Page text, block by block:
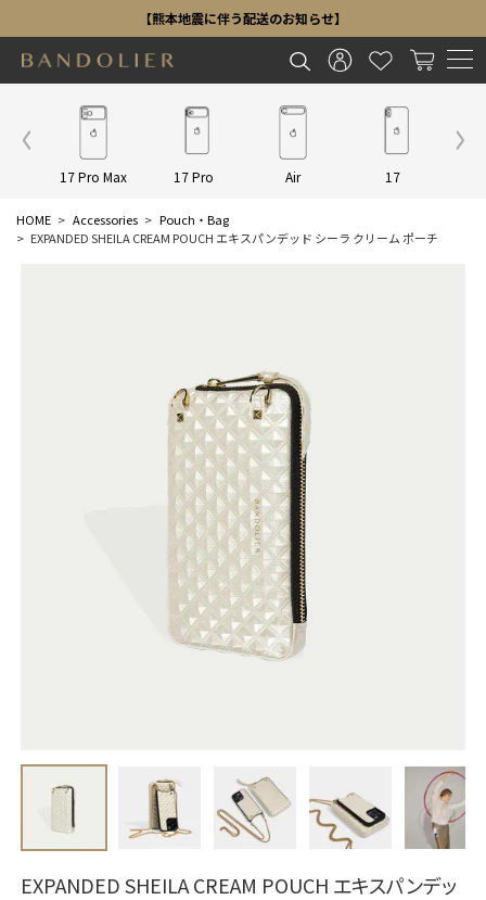
【熊本地震に伴う配送のお知らせ】
17 Pro Max 17 Pro Air 17
HOME Accessories
Pouch・Bag
EXPANDED SHEILA CREAM POUCH エキスパンデッド シーラ クリーム ポーチ
EXPANDED SHEILA CREAM POUCH エキスパンデッ